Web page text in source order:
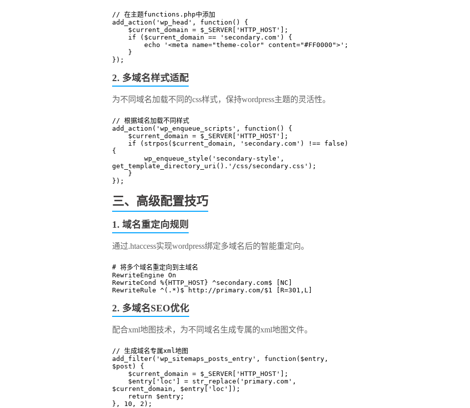
// 在主题functions.php中添加
add_action('wp_head', function() {
    $current_domain = $_SERVER['HTTP_HOST'];
    if ($current_domain == 'secondary.com') {
        echo '<meta name="theme-color" content="#FF0000">';
    }
});
2. 多域名样式适配
为不同域名加载不同的css样式，保持wordpress主题的灵活性。
// 根据域名加载不同样式
add_action('wp_enqueue_scripts', function() {
    $current_domain = $_SERVER['HTTP_HOST'];
{
get_template_directory_uri().'/css/secondary.css');
    }
});
三、高级配置技巧
1. 域名重定向规则
通过.htaccess实现wordpress绑定多域名后的智能重定向。
# 将多个域名重定向到主域名
RewriteEngine On
RewriteCond %{HTTP_HOST} ^secondary.com$ [NC]
RewriteRule ^(.*)$ http://primary.com/$1 [R=301,L]
2. 多域名SEO优化
配合xml地图技术，为不同域名生成专属的xml地图文件。
// 生成域名专属xml地图
add_filter('wp_sitemaps_posts_entry', function($entry,
$post) {
    $current_domain = $_SERVER['HTTP_HOST'];
$current_domain, $entry['loc']);
    return $entry;
}, 10, 2);